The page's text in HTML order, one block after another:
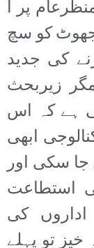
پر آ
جھوٹ کو سچ
کی جدید
زیربحث
ہے کہ اس
ابھی
سکی اور
استطاعت
کی
تو پہلے